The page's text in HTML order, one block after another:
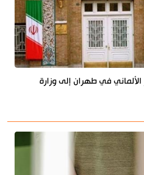
الألماني في طهران إلى وزارة